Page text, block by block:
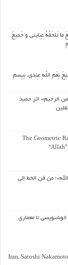
تَلحَقُهُ عِنایتی و جَمیعَ
نِعَمِ اللّهِ عِندی، بِبِسمِ
الرحیم» اثر حمید
The Geometric
من فن الخط إلى
خوشنویسی تا معماری
Iran, Satoshi